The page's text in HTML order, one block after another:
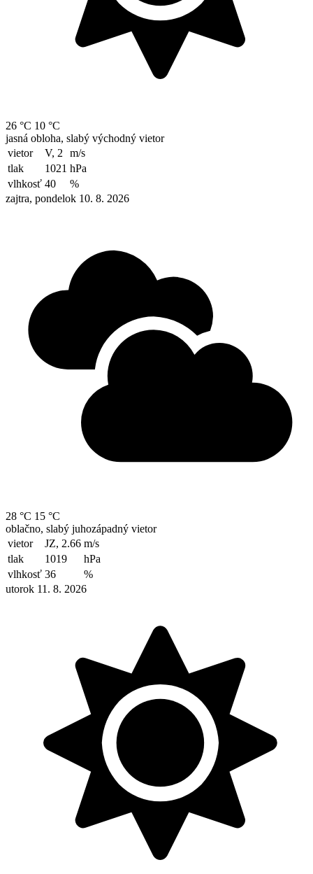
26 °C 10 °C
jasná obloha, slabý východný vietor
vietor
V, 2
m/s
tlak
1021 hPa
vlhkosť 40
%
zajtra, pondelok 10. 8. 2026
28 °C 15 °C
oblačno, slabý juhozápadný vietor
vietor
JZ, 2.66 m/s
tlak
1019
hPa
vlhkosť 36
%
utorok 11. 8. 2026